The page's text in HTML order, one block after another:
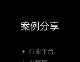
案例分享
＋ 行业平台